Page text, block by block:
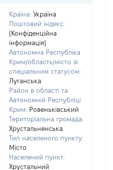
Країна: Україна
Поштовий індекс:
[Конфіденційна
інформація]
Автономна Республіка
Крим/область/місто зі
спеціальним статусом:
Луганська
Район в області та
Автономній Республіці
Крим: Ровеньківський
Територіальна громада:
Хрустальненська
Тип населеного пункту:
Місто
Населений пункт:
Хрустальний